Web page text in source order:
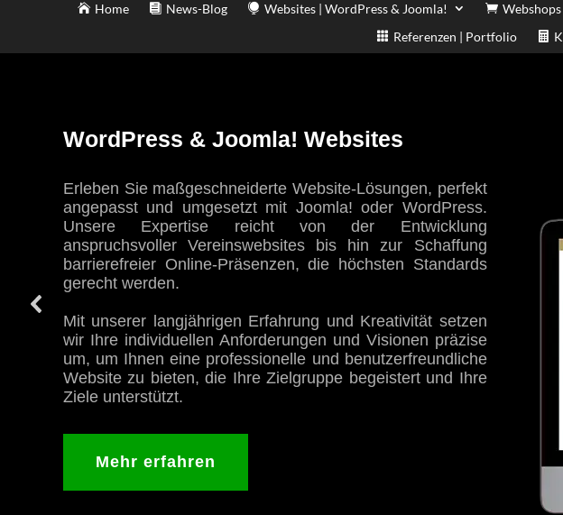
Home News-Blog Websites | WordPress & Joomla! Webshops
Referenzen | Portfolio
WordPress & Joomla! Websites
Erleben Sie maßgeschneiderte Website-Lösungen, perfekt
angepasst und umgesetzt mit Joomla! oder WordPress.
Unsere Expertise reicht von der Entwicklung
anspruchsvoller Vereinswebsites bis hin zur Schaffung
barrierefreier Online-Präsenzen, die höchsten Standards
gerecht werden.
Mit unserer langjährigen Erfahrung und Kreativität setzen
wir Ihre individuellen Anforderungen und Visionen präzise
um, um Ihnen eine professionelle und benutzerfreundliche
Website zu bieten, die Ihre Zielgruppe begeistert und Ihre
Ziele unterstützt.
Mehr erfahren